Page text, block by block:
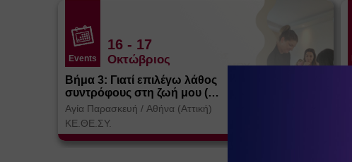
Events
16 - 17
Οκτώβριος
Βήμα 3: Γιατί επιλέγω λάθος
συντρόφους στη ζωή μου (
Θεσσαλονίκη)
Αγία Παρασκευή / Αθήνα (Αττική)
ΚΕ.ΘΕ.ΣΥ.